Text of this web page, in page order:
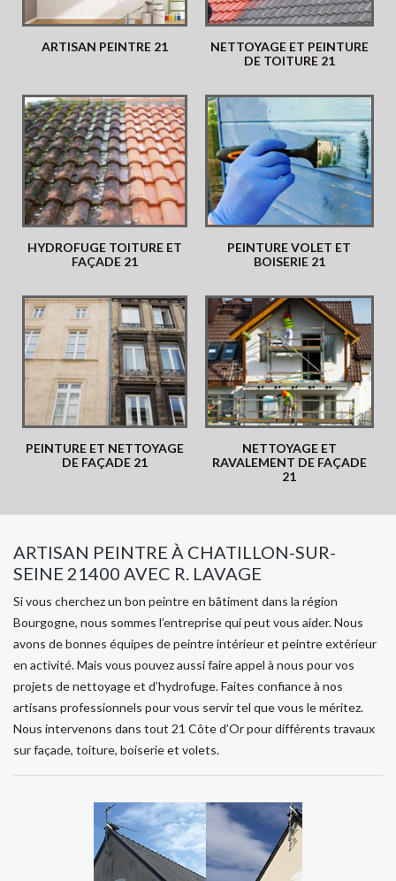
ARTISAN PEINTRE 21
NETTOYAGE ET PEINTURE
DE TOITURE 21
HYDROFUGE TOITURE ET
FAÇADE 21
PEINTURE VOLET ET
BOISERIE 21
PEINTURE ET NETTOYAGE
DE FAÇADE 21
NETTOYAGE ET
RAVALEMENT DE FAÇADE
21
ARTISAN PEINTRE À CHATILLON-SUR-
SEINE 21400 AVEC R. LAVAGE
Si vous cherchez un bon peintre en bâtiment dans la région
Bourgogne, nous sommes l’entreprise qui peut vous aider. Nous
avons de bonnes équipes de peintre intérieur et peintre extérieur
en activité. Mais vous pouvez aussi faire appel à nous pour vos
projets de nettoyage et d’hydrofuge. Faites confiance à nos
artisans professionnels pour vous servir tel que vous le méritez.
Nous intervenons dans tout 21 Côte d’Or pour différents travaux
sur façade, toiture, boiserie et volets.